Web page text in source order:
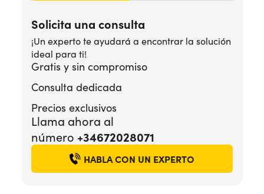
Solicita una consulta
¡Un experto te ayudará a encontrar la solución
ideal para ti!
Gratis y sin compromiso
Consulta dedicada
Precios exclusivos
Llama ahora al
número +34672028071
HABLA CON UN EXPERTO